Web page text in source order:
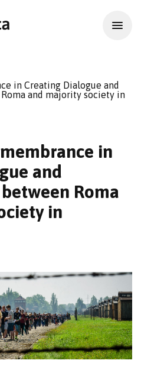
in Creating Dialogue and
and majority society in
in
and
Roma
in